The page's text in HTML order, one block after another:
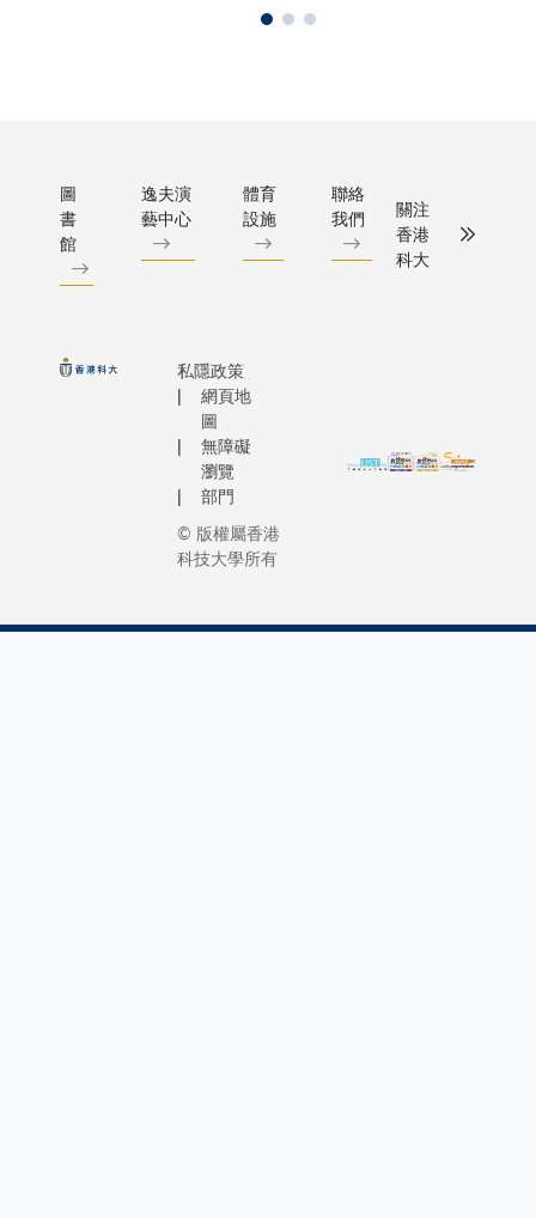
圖
書
館
逸夫演
藝中心
體育
設施
聯絡
我們
關注
香港
科大
私隱政策
網頁地
圖
無障礙
瀏覽
部門
© 版權屬香港
科技大學所有